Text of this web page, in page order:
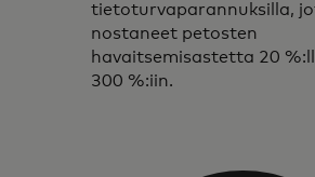
tietoturvaparannuksilla,
nostaneet petosten
havaitsemisastetta 20
300 %:iin.